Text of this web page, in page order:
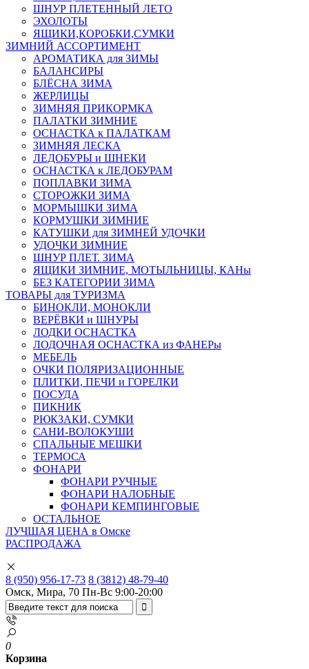
ШНУР ПЛЕТЕННЫЙ ЛЕТО
ЭХОЛОТЫ
ЯЩИКИ,КОРОБКИ,СУМКИ
ЗИМНИЙ АССОРТИМЕНТ
АРОМАТИКА для ЗИМЫ
БАЛАНСИРЫ
БЛЁСНА ЗИМА
ЖЕРЛИЦЫ
ЗИМНЯЯ ПРИКОРМКА
ПАЛАТКИ ЗИМНИЕ
ОСНАСТКА к ПАЛАТКАМ
ЗИМНЯЯ ЛЕСКА
ЛЕДОБУРЫ и ШНЕКИ
ОСНАСТКА к ЛЕДОБУРАМ
ПОПЛАВКИ ЗИМА
СТОРОЖКИ ЗИМА
МОРМЫШКИ ЗИМА
КОРМУШКИ ЗИМНИЕ
КАТУШКИ для ЗИМНЕЙ УДОЧКИ
УДОЧКИ ЗИМНИЕ
ШНУР ПЛЕТ. ЗИМА
ЯЩИКИ ЗИМНИЕ, МОТЫЛЬНИЦЫ, КАНы
БЕЗ КАТЕГОРИИ ЗИМА
ТОВАРЫ для ТУРИЗМА
БИНОКЛИ, МОНОКЛИ
ВЕРЁВКИ и ШНУРЫ
ЛОДКИ ОСНАСТКА
ЛОДОЧНАЯ ОСНАСТКА из ФАНЕРы
МЕБЕЛЬ
ОЧКИ ПОЛЯРИЗАЦИОННЫЕ
ПЛИТКИ, ПЕЧИ и ГОРЕЛКИ
ПОСУДА
ПИКНИК
РЮКЗАКИ, СУМКИ
САНИ-ВОЛОКУШИ
СПАЛЬНЫЕ МЕШКИ
ТЕРМОСА
ФОНАРИ
ФОНАРИ РУЧНЫЕ
ФОНАРИ НАЛОБНЫЕ
ФОНАРИ КЕМПИНГОВЫЕ
ОСТАЛЬНОЕ
ЛУЧШАЯ ЦЕНА в Омске
РАСПРОДАЖА
8 (950) 956-17-73 8 (3812) 48-79-40
Омск, Мира, 70 Пн-Вс 9:00-20:00
0
Корзина